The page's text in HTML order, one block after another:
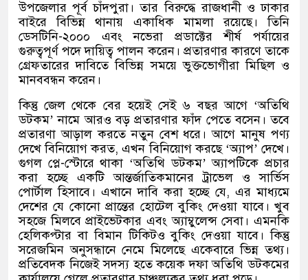
উপজেলার পূর্ব চাঁদপুরা। তার বিরুদ্ধে রাজধানী ও ঢাকার
বাইরে বিভিন্ন থানায় একাধিক মামলা রয়েছে। তিনি
ডেসটিনি-২০০০ এবং নভেরা প্রডাক্টের শীর্ষ পর্যায়ের
গুরুত্বপূর্ণ পদে দায়িত্ব পালন করেন। প্রতারণার কারণে তাকে
গ্রেফতারের দাবিতে বিভিন্ন সময়ে ভুক্তভোগীরা মিছিল ও
মানববন্ধন করেন।
কিন্তু জেল থেকে বের হয়েই সেই ৬ বছর আগে ‘অতিথি
ডটকম’ নামে আরও বড় প্রতারণার ফাঁদ পেতে বসেন। তবে
প্রতারণা আড়াল করতে নতুন বেশ ধরে। আগে মানুষ পণ্য
দেখে বিনিয়োগ করত, এখন বিনিয়োগ করছে ‘অ্যাপ’ দেখে।
গুগল প্লে-স্টোরে থাকা ‘অতিথি ডটকম’ অ্যাপটিকে প্রচার
করা হচ্ছে একটি আন্তর্জাতিকমানের ট্রাভেল ও সার্ভিস
পোর্টাল হিসাবে। এখানে দাবি করা হচ্ছে যে, এর মাধ্যমে
দেশের যে কোনো প্রান্তের হোটেল বুকিং দেওয়া যাবে। খুব
সহজে মিলবে প্রাইভেটকার এবং অ্যাম্বুলেন্স সেবা। এমনকি
হেলিকপ্টার বা বিমান টিকিটও বুকিং দেওয়া যাবে। কিন্তু
সরেজমিন অনুসন্ধানে নেমে মিলেছে একেবারে ভিন্ন তথ্য।
প্রতিবেদক নিজেই সদস্য হতে কয়েক দফা অতিথি ডটকমের